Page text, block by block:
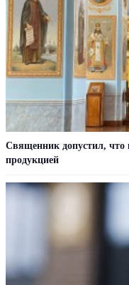
Священник допустил, что
продукцией